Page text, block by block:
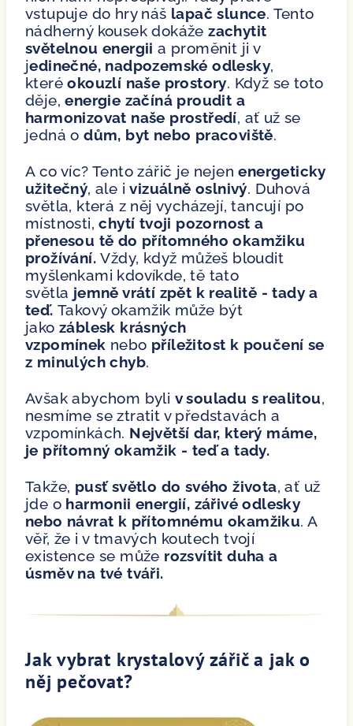
vstupuje do hry náš lapač slunce. Tento
nádherný kousek dokážezachytit
světelnou energii a proměnit ji v
jedinečné, nadpozemské odlesky,
kteréokouzlí naše prostory. Když se toto
děje,energie začíná proudit a
harmonizovat naše prostředí, ať už se
jedná odům, byt nebo pracoviště.
A co víc? Tento zářič je nejenenergeticky
užitečný, ale ivizuálně oslnivý. Duhová
světla, která z něj vycházejí, tancují po
místnosti,chytí tvoji pozornost a
přenesou tě do přítomného okamžiku
prožívání. Vždy, když můžeš bloudit
myšlenkami kdovíkde, tě tato
světla jemně vrátí zpět k realitě - tady a
teď. Takový okamžik může být
jako záblesk krásných
vzpomínek nebo příležitost k poučení se
z minulých chyb.
Avšak abychom byli v souladu s realitou,
nesmíme se ztratit v představách a
vzpomínkách. Největší dar, který máme,
je přítomný okamžik - teď a tady.
Takže, pusť světlo do svého života, ať už
jde o harmonii energií, zářivé odlesky
nebo návrat k přítomnému okamžiku. A
věř, že i v tmavých koutech tvojí
existence se může rozsvítit duha a
úsměv na tvé tváři.
Jak vybrat krystalový zářič a jak o
něj pečovat?